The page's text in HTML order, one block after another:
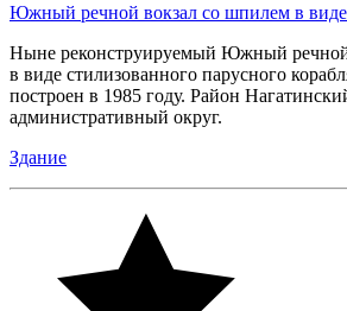
Южный речной вокзал со шпилем в виде
Ныне реконструируемый Южный
в виде стилизованного парусного
построен в 1985 году. Район
административный округ.
Здание